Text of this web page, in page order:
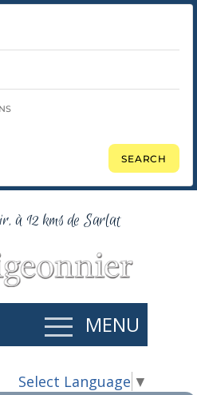
à 12 kms de Sarlat
MENU
Select Language ▼